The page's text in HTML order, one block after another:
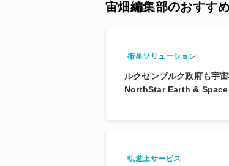
宙畑編集部のおすす
衛星ソリューション
ルクセンブルク政府も宇
NorthStar Earth & Space
軌道上サービス